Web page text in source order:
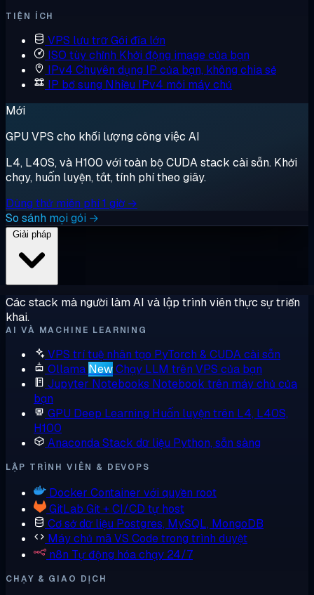
TIỆN ÍCH
VPS lưu trữGói đĩa lớn
ISO tùy chỉnh Khởi động image của bạn
IPv4 Chuyên dụng IP của bạn, không chia sẻ
IP bổ sung Nhiều IPv4 mỗi máy chủ
Mới
GPU VPS cho khối lượng công việc AI
L4, L40S, và H100 với toàn bộ CUDA stack cài sẵn. Khởi
chạy, huấn luyện, tắt, tính phí theo giây.
Dùng thử miễn phí 1 giờ →
So sánh mọi gói →
Các stack mà người làm AI và lập trình viên thực sự triển
khai.
AI VÀ MACHINE LEARNING
VPS trí tuệ nhân tạo PyTorch & CUDA cài sẵn
Ollama NewChạy LLM trên VPS của bạn
Jupyter Notebooks Notebook trên máy chủ của
bạn
GPU Deep Learning Huấn luyện trên L4, L40S,
H100
AnacondaStack dữ liệu Python, sẵn sàng
LẬP TRÌNH VIÊN & DEVOPS
Docker Container với quyền root
GitLab Git + CI/CD tự host
Cơ sở dữ liệu Postgres, MySQL, MongoDB
Máy chủ mãVS Code trong trình duyệt
n8n Tự động hóa chạy 24/7
CHẠY & GIAO DỊCH